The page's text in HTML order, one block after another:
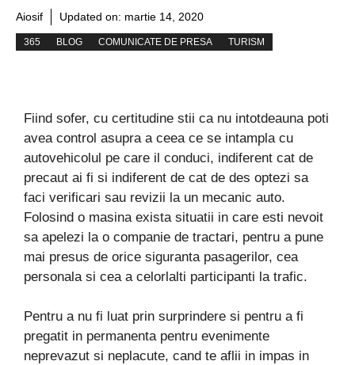
Aiosif Updated on: martie 14, 2020
365 BLOG COMUNICATE DE PRESA TURISM
Fiind sofer, cu certitudine stii ca nu intotdeauna poti
avea control asupra a ceea ce se intampla cu
autovehicolul pe care il conduci, indiferent cat de
precaut ai fi si indiferent de cat de des optezi sa
faci verificari sau revizii la un mecanic auto.
Folosind o masina exista situatii in care esti nevoit
sa apelezi la o companie de tractari, pentru a pune
mai presus de orice siguranta pasagerilor, cea
personala si cea a celorlalti participanti la trafic.
Pentru a nu fi luat prin surprindere si pentru a fi
pregatit in permanenta pentru evenimente
neprevazut si neplacute, cand te aflii in impas in